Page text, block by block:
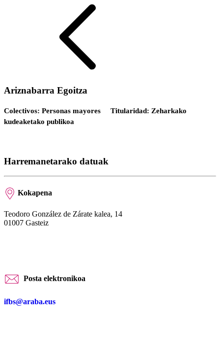
Ariznabarra Egoitza
Colectivos: Personas mayores
Titularidad: Zeharkako
kudeaketako publikoa
Harremanetarako datuak
Kokapena
Teodoro González de Zárate kalea, 14
01007 Gasteiz
Posta elektronikoa
ifbs@araba.eus